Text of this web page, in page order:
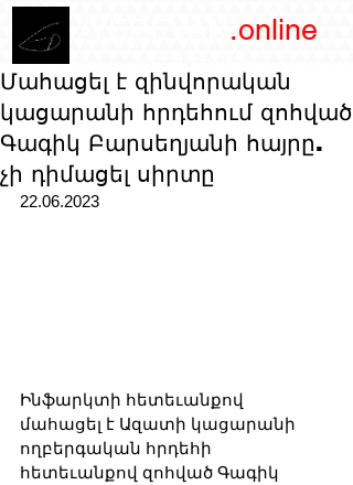
.online
Մահացել է զինվորական
կացարանի հրդեհում զոհված
Գագիկ Բարսեղյանի հայրը.
չի դիմացել սիրտը
22.06.2023
Ինֆարկտի հետեւանքով
մահացել է Ազատի կացարանի
ողբերգական հրդեհի
հետեւանքով զոհված Գագիկ